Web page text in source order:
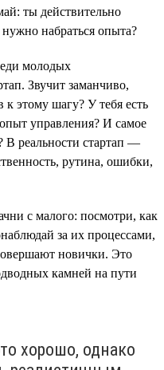
ты действительно
набраться опыта?
молодых
Звучит заманчиво,
к этому шагу? У тебя есть
управления? И самое
В реальности стартап —
рутина, ошибки,
с малого: посмотри, как
за их процессами,
новички. Это
камней на пути
хорошо, однако